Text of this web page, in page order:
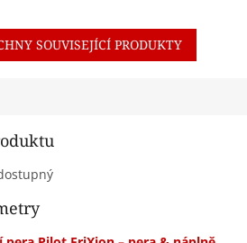
SOUVISEJÍCÍ PRODUKTY